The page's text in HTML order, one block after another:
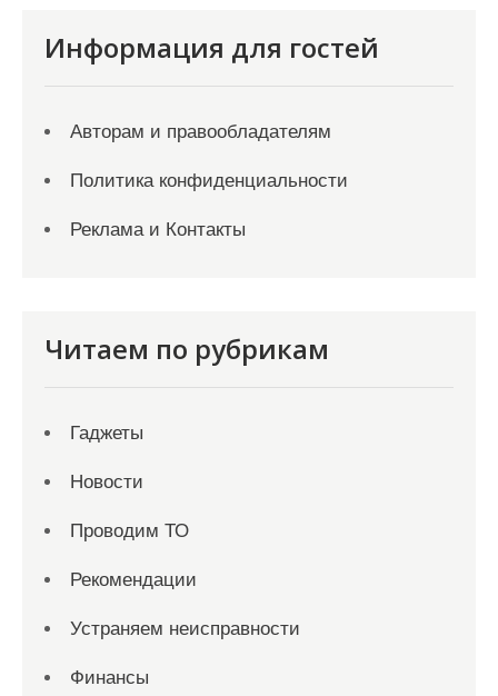
Информация для гостей
Авторам и правообладателям
Политика конфиденциальности
Реклама и Контакты
Читаем по рубрикам
Гаджеты
Новости
Проводим ТО
Рекомендации
Устраняем неисправности
Финансы